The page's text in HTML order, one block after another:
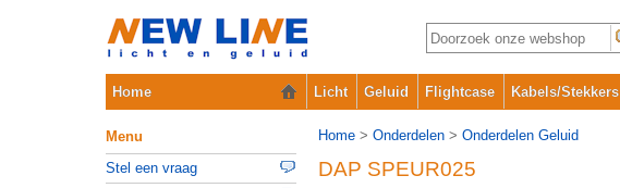
Home Licht Geluid Flightcase Kabels/Stekkers
Home > Onderdelen > Onderdelen Geluid
DAP SPEUR025
Menu
Stel een vraag